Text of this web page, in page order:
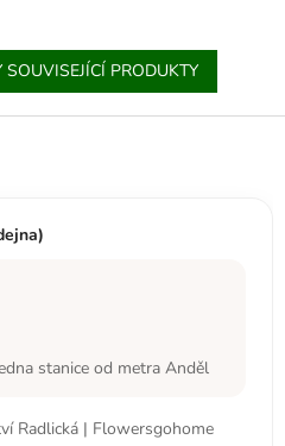
PRODUKTY
stanice od metra Anděl
Radlická | Flowersgohome